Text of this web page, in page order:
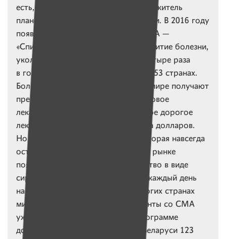
есть, глотать, дышать. Каждый 40-й житель
планеты является носителем болезни. В 2016 году
появилось первое лекарство от СМА —
«Спинраза». Она останавливает развитие болезни,
уколы «Спинразы» нужно делать четыре раза
в год. Препарат зарегистрирован в 53 странах.
Более 10 000 пациентов со СМА в мире получают
препарат. В 2019 году появилось новое
лекарство — «Золгенсма». Это самое дорогое
лекарство, оно стоит два миллиона долларов.
Но нужна лишь одна инъекция, которая навсегда
остановит болезнь. В 2020 году на рынке
появился «Рисдиплам». Это лекарство в виде
сирпа, которое нужно принимать каждый день
на протяжении всей жизни. Во многих странах
мира, в том числе в России, пациенты со СМА
уже получают «Рисдиплам» по программе
дорегистрационного доступа. В Беларуси 123